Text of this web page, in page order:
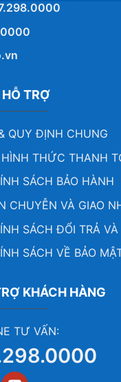
TRỢ
QUY ĐỊNH CHUNG
THỨC THANH
SÁCH BẢO HÀNH
CHUYỄN VÀ GIAO
SÁCH ĐỔI TRẢ VÀ
SÁCH VỀ BẢO
KHÁCH HÀNG
TƯ VẤN: